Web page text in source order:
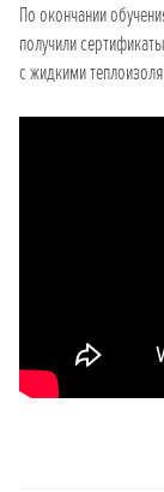
По окончании
получили
с жидкими